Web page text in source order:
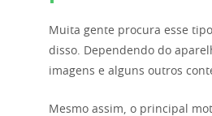
Muita gente procura esse
disso. Dependendo do
imagens e alguns outros
Mesmo assim, o principal